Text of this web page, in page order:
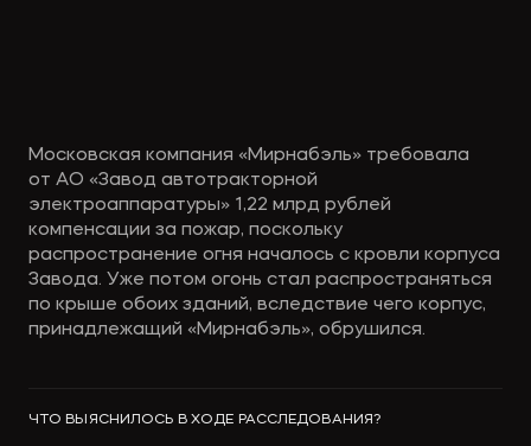
Московская компания «Мирнабэль» требовала
от АО «Завод автотракторной
электроаппаратуры» 1,22 млрд рублей
компенсации за пожар, поскольку
распространение огня началось с кровли корпуса
Завода. Уже потом огонь стал распространяться
по крыше обоих зданий, вследствие чего корпус,
принадлежащий «Мирнабэль», обрушился.
ЧТО ВЫЯСНИЛОСЬ В ХОДЕ РАССЛЕДОВАНИЯ?